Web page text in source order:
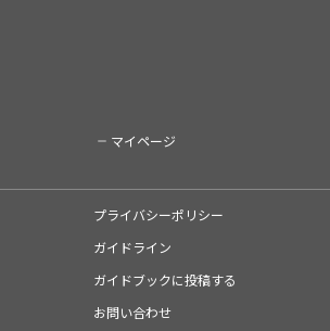
マイページ
プライバシーポリシー
ガイドライン
ガイドブックに投稿する
お問い合わせ